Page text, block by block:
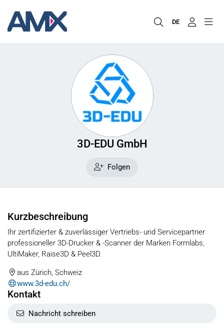
DE
3D-EDU GmbH
Folgen
Kurzbeschreibung
Ihr zertifizierter & zuverlässiger Vertriebs- und Servicepartner
professioneller 3D-Drucker & -Scanner der Marken Formlabs,
UltiMaker, Raise3D & Peel3D.
aus Zürich, Schweiz
www.3d-edu.ch/
Kontakt
Nachricht schreiben